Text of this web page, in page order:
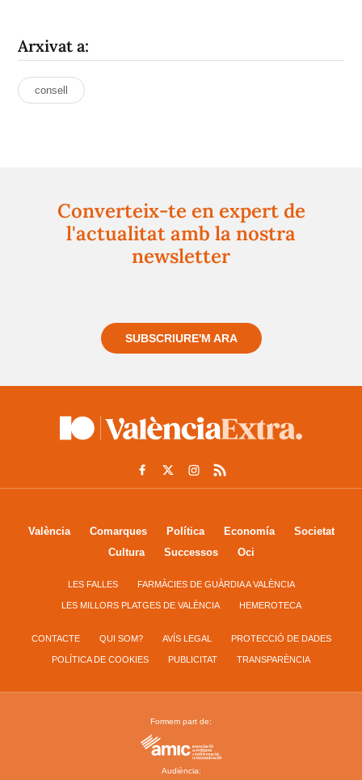
Arxivat a:
consell
Converteix-te en expert de
l'actualitat amb la nostra
newsletter
SUBSCRIURE'M ARA
València Comarques Política Economía
Societat
Cultura
Successos Oci
LES FALLES FARMÀCIES DE GUÀRDIA A VALÈNCIA
LES MILLORS PLATGES DE VALÈNCIA HEMEROTECA
CONTACTE QUI SOM? AVÍS LEGAL PROTECCIÓ DE DADES
POLÍTICA DE COOKIES PUBLICITAT TRANSPARÈNCIA
Formem part de:
Audiència: